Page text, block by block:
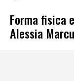
Forma fisica
Alessia